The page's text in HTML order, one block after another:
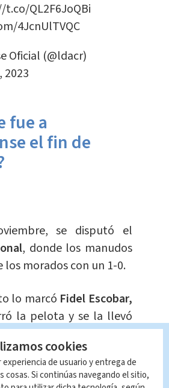
QL2F6JoQBi
4JcnUlTVQC
Oficial (@ldacr)
2023
fue a
el fin de
se disputó el
, donde los manudos
los morados con un 1-0.
lo marcó Fidel Escobar,
la pelota y se la llevó
jugadoresmanudos,
un remateque se fue al
cookies
experiencia de usuario y entrega de
cosas. Si continúas navegando el sitio,